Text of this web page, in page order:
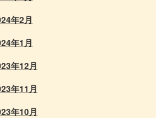
年2月
年1月
年12月
年11月
年10月